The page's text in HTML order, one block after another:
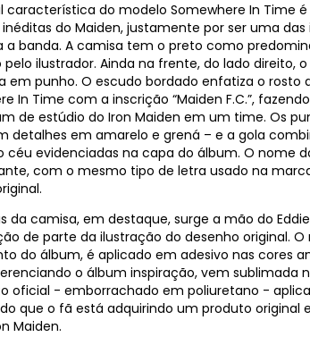
característica do modelo Somewhere In Time
do Maiden, justamente por ser uma
a banda. A camisa tem o preto como
pelo ilustrador. Ainda na frente, do lado direito,
em punho. O escudo bordado enfatiza o rosto
In Time com a inscrição “Maiden F.C.”,
de estúdio do Iron Maiden em um time. Os
detalhes em amarelo e grená – e a gola
céu evidenciadas na capa do álbum. O nome
com o mesmo tipo de letra usado na
da camisa, em destaque, surge a mão do
de parte da ilustração do desenho original.
do álbum, é aplicado em adesivo nas cores
o álbum inspiração, vem sublimada
oficial - emborrachado em poliuretano -
que o fã está adquirindo um produto original
Maiden.